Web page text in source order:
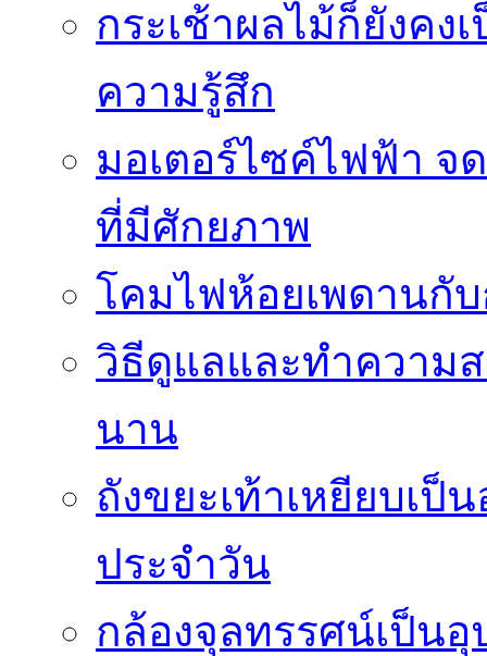
กระเช้าผลไม้ก็ยังคง
ความรู้สึก
มอเตอร์ไซค์ไฟฟ้า จ
ที่มีศักยภาพ
โคมไฟห้อยเพดานกั
วิธีดูแลและทำความ
นาน
ถังขยะเท้าเหยียบเ
ประจำวัน
กล้องจุลทรรศน์เป็น